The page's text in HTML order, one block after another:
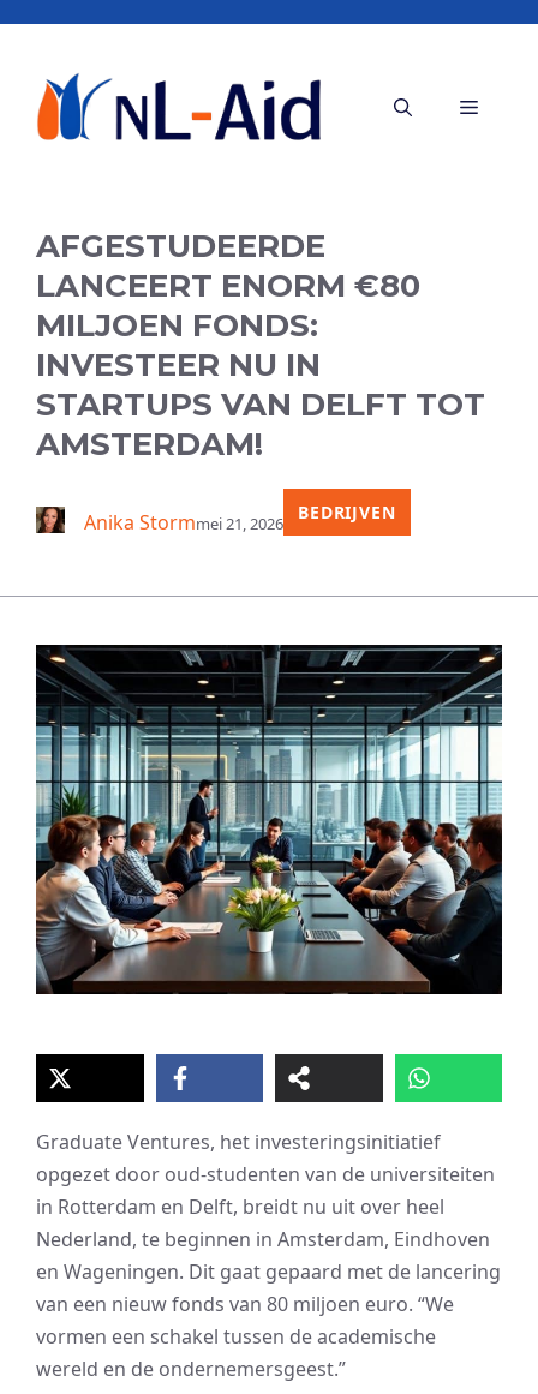
inhoud
Menu
AFGESTUDEERDE
LANCEERT ENORM €80
MILJOEN FONDS:
INVESTEER NU IN
STARTUPS VAN DELFT TOT
AMSTERDAM!
Anika Stormmei 21, 2026 BEDRIJVEN
Graduate Ventures, het investeringsinitiatief
opgezet door oud-studenten van de universiteiten
in Rotterdam en Delft, breidt nu uit over heel
Nederland, te beginnen in Amsterdam, Eindhoven
en Wageningen. Dit gaat gepaard met de lancering
van een nieuw fonds van 80 miljoen euro. “We
vormen een schakel tussen de academische
wereld en de ondernemersgeest.”